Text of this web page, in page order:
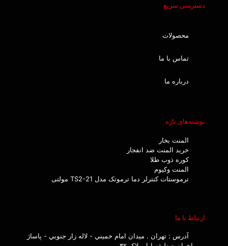
دسترسی سریع
محصولات
تماس با ما
درباره ما
نوشته‌های تازه
المنت بخار
خرید المنت ضد انفجار
کوره ذوب طلا
المنت وکیوم
ترموستات کنترلر دما ترموتک مدل TS2-21 مولتی
ارتباط با ما
آدرس : تهران . ميدان امام خميني - لاله زار جنوبي - پاساژ